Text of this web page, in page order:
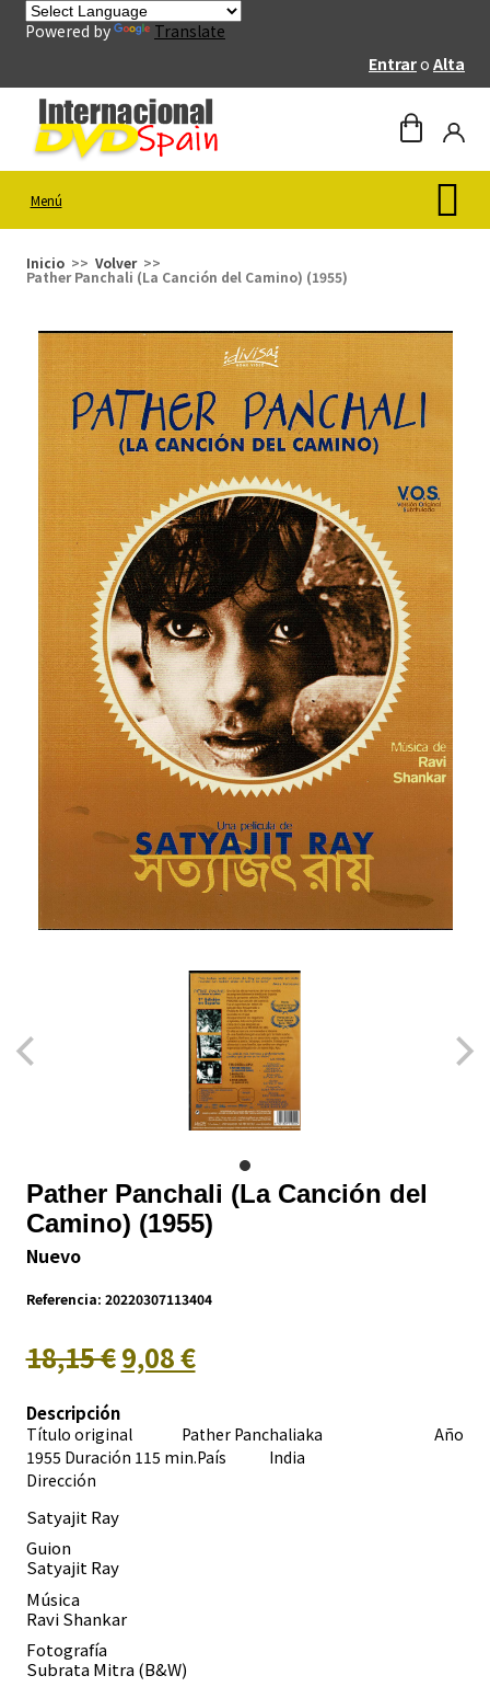
Powered by
Translate
Entraro Alta
Menú
Inicio Volver
Pather Panchali (La Canción del Camino) (1955)
Pather Panchali (La Canción del
Camino) (1955)
Nuevo
Referencia: 20220307113404
18,15 €9,08 €
Descripción
Título original Pather Panchaliaka Año
1955 Duración 115 min.País
India
Dirección
Satyajit Ray
Guion
Satyajit Ray
Música
Ravi Shankar
Fotografía
Subrata Mitra (B&W)